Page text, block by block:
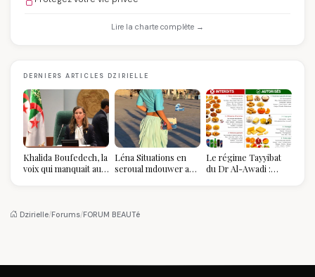
Lire la charte complète →
DERNIERS ARTICLES DZIRIELLE
Khalida Boufedech, la
voix qui manquait au
Léna Situations en
seroual mdouwer au
pièce mode de l'été
Le régime Tayyibat
du Dr Al-Awadi :
Dzirielle/Forums/FORUM BEAUTé